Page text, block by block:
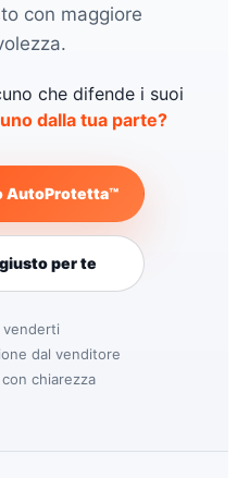
con maggiore
che difende i suoi
dalla tua parte?
AutoProtetta™
per te
dal venditore
chiarezza